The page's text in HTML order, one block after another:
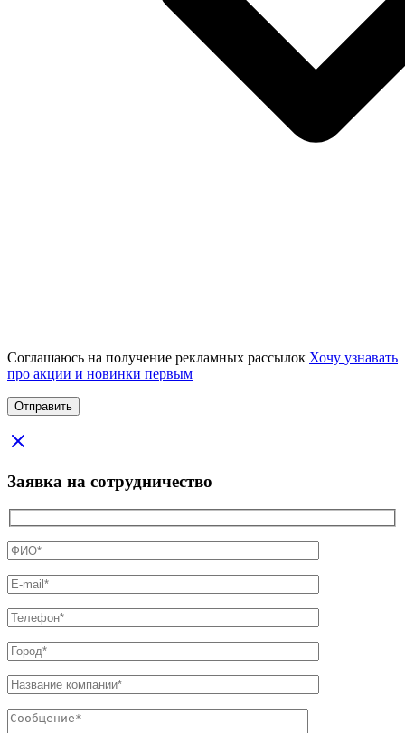
Соглашаюсь на получение рекламных рассылок Хочу узнавать
про акции и новинки первым
Заявка на сотрудничество